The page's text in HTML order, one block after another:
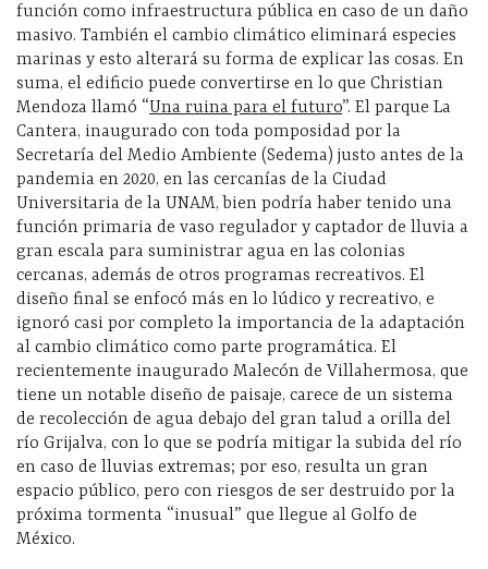
función como infraestructura pública en caso de un daño
masivo. También el cambio climático eliminará especies
marinas y esto alterará su forma de explicar las cosas. En
suma, el edificio puede convertirse en lo que Christian
Mendoza llamó “Una ruina para el futuro”. El parque La
Cantera, inaugurado con toda pomposidad por la
Secretaría del Medio Ambiente (Sedema) justo antes de la
pandemia en 2020, en las cercanías de la Ciudad
Universitaria de la UNAM, bien podría haber tenido una
función primaria de vaso regulador y captador de lluvia a
gran escala para suministrar agua en las colonias
cercanas, además de otros programas recreativos. El
diseño final se enfocó más en lo lúdico y recreativo, e
ignoró casi por completo la importancia de la adaptación
al cambio climático como parte programática. El
recientemente inaugurado Malecón de Villahermosa, que
tiene un notable diseño de paisaje, carece de un sistema
de recolección de agua debajo del gran talud a orilla del
río Grijalva, con lo que se podría mitigar la subida del río
en caso de lluvias extremas; por eso, resulta un gran
espacio público, pero con riesgos de ser destruido por la
próxima tormenta “inusual” que llegue al Golfo de
México.